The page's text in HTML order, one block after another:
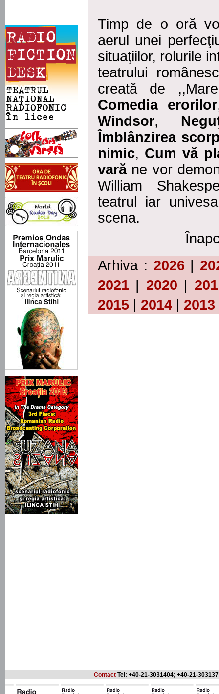
Timp de o oră
aerul unei
situaţiilor, rolurile
teatrului
creată de
Comedia erorilor
Windsor,
Îmblânzirea
nimic, Cum vă
varăne vor
William
teatrul iar
scena.
Arhiva : 2026 |
2021 | 2020 |
2015 | 2014 | 2013
Contact Tel: +40-21-3031404; +40-21-